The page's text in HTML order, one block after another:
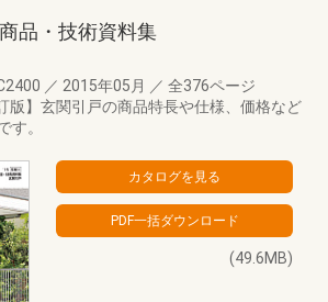
品・技術資料集
／ 2015年05月 ／ 全376ページ
版】玄関引戸の商品特長や仕様、価格など
す。
(49.6MB)